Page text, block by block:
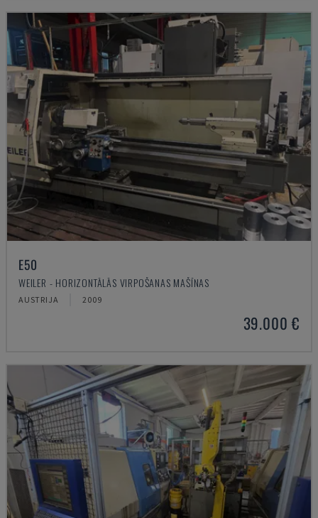
E50
WEILER - HORIZONTĀLĀS VIRPOŠANAS MAŠĪNAS
AUSTRIJA 2009
39.000 €